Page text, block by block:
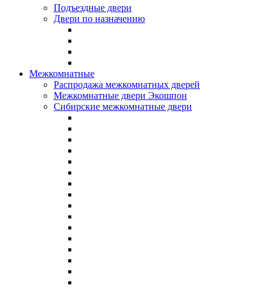
Подъездные двери
Двери по назначению
Межкомнатные
Распродажа межкомнатных дверей
Межкомнатные двери Экошпон
Сибирские межкомнатные двери